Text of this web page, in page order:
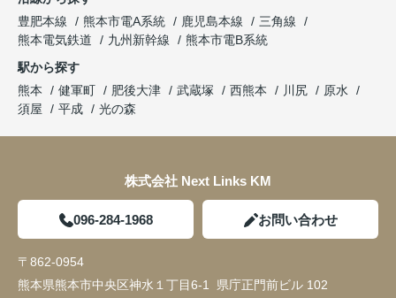
豊肥本線
熊本市電A系統 鹿児島本線
三角線
熊本電気鉄道
九州新幹線
熊本市電B系統
駅から探す
熊本
健軍町 肥後大津 武蔵塚 西熊本 川尻
原水
須屋
平成 光の森
株式会社 Next Links KM
096-284-1968 お問い合わせ
〒862-0954
熊本県熊本市中央区神水１丁目6-1 県庁正門前ビル 102